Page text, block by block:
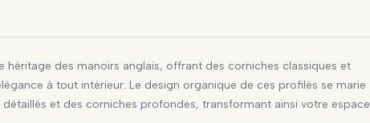
héritage des manoirs anglais, offrant des corniches classiques et
à tout intérieur. Le design organique de ces profilés se marie
et des corniches profondes, transformant ainsi votre espace